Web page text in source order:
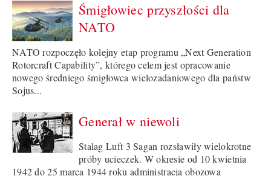
Śmigłowiec przyszłości dla
NATO
NATO rozpoczęło kolejny etap programu „Next Generation
Rotorcraft Capability”, którego celem jest opracowanie
nowego średniego śmigłowca wielozadaniowego dla państw
Sojus...
Generał w niewoli
Stalag Luft 3 Sagan rozsławiły wielokrotne
próby ucieczek. W okresie od 10 kwietnia
1942 do 25 marca 1944 roku administracja obozowa